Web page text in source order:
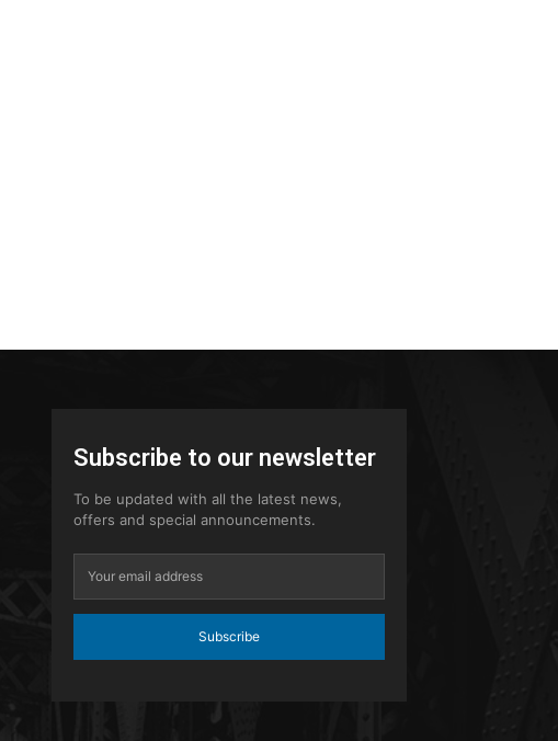
Subscribe to our newsletter
To be updated with all the latest news,
offers and special announcements.
Subscribe